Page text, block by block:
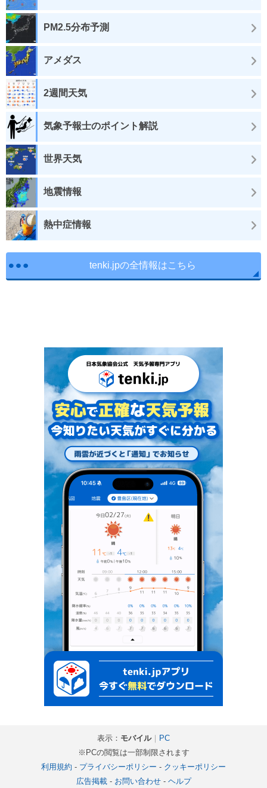
PM2.5分布予測
アメダス
2週間天気
気象予報士のポイント解説
世界天気
地震情報
熱中症情報
tenki.jpの全情報はこちら
表示： モバイル｜ PC
※PCの閲覧は一部制限されます
利用規約 - プライバシーポリシー - クッキーポリシー
広告掲載- お問い合わせ- ヘルプ